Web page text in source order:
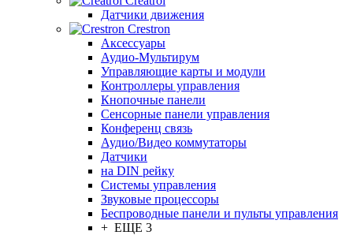
Датчики движения
Crestron
Аксессуары
Аудио-Мультирум
Управляющие карты и модули
Контроллеры управления
Кнопочные панели
Сенсорные панели управления
Конференц связь
Аудио/Видео коммутаторы
Датчики
на DIN рейку
Системы управления
Звуковые процессоры
Беспроводные панели и пульты управления
+ ЕЩЕ 3